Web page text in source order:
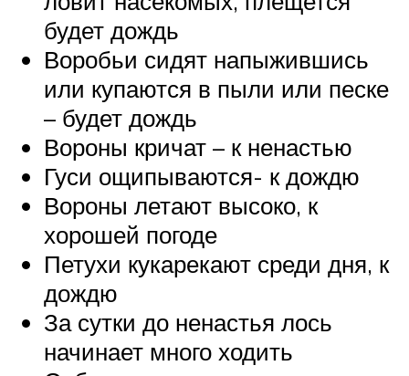
будет дождь
Воробьи сидят напыжившись
или купаются в пыли или песке
– будет дождь
Вороны кричат – к ненастью
Гуси ощипываются- к дождю
Вороны летают высоко, к
хорошей погоде
Петухи кукарекают среди дня, к
дождю
За сутки до ненастья лось
начинает много ходить